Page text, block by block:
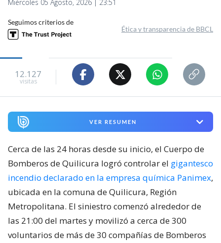
Miércoles 05 Agosto, 2026 | 23:51
Seguimos criterios de
Ética y transparencia de BBCL
12.127
visitas
VER RESUMEN
Cerca de las 24 horas desde su inicio, el Cuerpo de
Bomberos de Quilicura logró controlar el gigantesco
incendio declarado en la empresa química Panimex,
ubicada en la comuna de Quilicura, Región
Metropolitana. El siniestro comenzó alrededor de
las 21:00 del martes y movilizó a cerca de 300
voluntarios de más de 30 compañías de Bomberos